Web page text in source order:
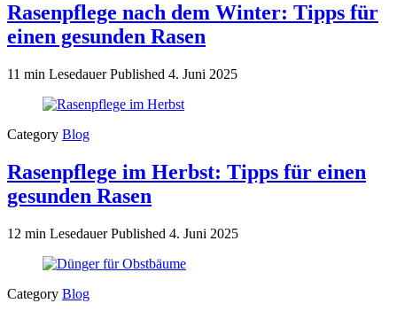
Rasenpflege nach dem Winter: Tipps für
einen gesunden Rasen
11 min LesedauerPublished 4. Juni 2025
Category Blog
Rasenpflege im Herbst: Tipps für einen
gesunden Rasen
12 min LesedauerPublished 4. Juni 2025
Category Blog